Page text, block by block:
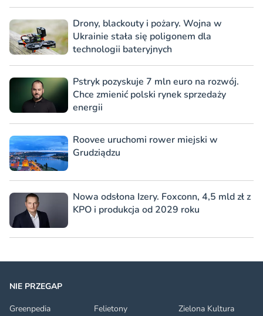
Drony, blackouty i pożary. Wojna w
Ukrainie stała się poligonem dla
technologii bateryjnych
Pstryk pozyskuje 7 mln euro na rozwój.
Chce zmienić polski rynek sprzedaży
energii
Roovee uruchomi rower miejski w
Grudziądzu
Nowa odsłona Izery. Foxconn, 4,5 mld zł z
KPO i produkcja od 2029 roku
NIE PRZEGAP
Greenpedia
Felietony Zielona Kultura